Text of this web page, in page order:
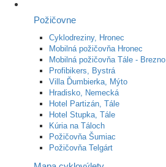
Požičovne
Cyklodreziny, Hronec
Mobilná požičovňa Hronec
Mobilná požičovňa Tále - Brezno
Profibikers, Bystrá
Villa Ďumbierka, Mýto
Hradisko, Nemecká
Hotel Partizán, Tále
Hotel Stupka, Tále
Kúria na Táloch
Požičovňa Šumiac
Požičovňa Telgárt